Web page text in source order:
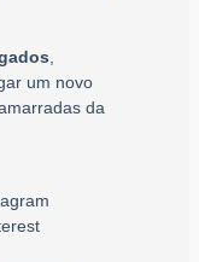
um novo
da